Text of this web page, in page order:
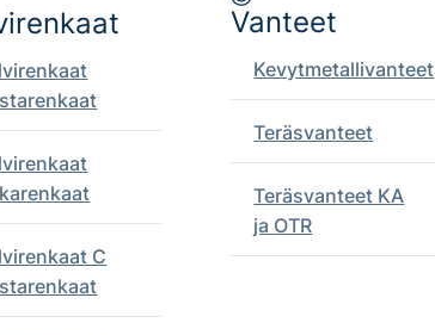
C
Vanteet
Kevytmetallivanteet
Teräsvanteet
Teräsvanteet KA
ja OTR